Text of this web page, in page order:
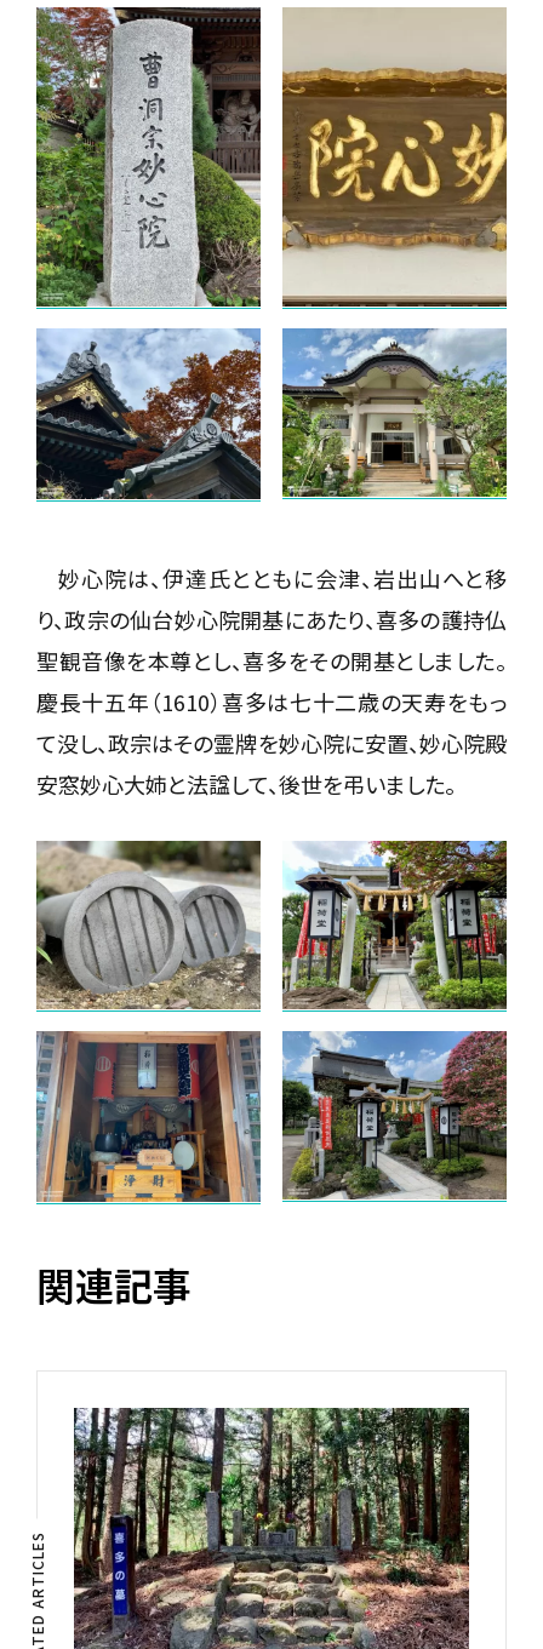
妙心院は、伊達氏とともに会津、岩出山へと移
り、政宗の仙台妙心院開基にあたり、喜多の護持仏
聖観音像を本尊とし、喜多をその開基としました。
慶長十五年（1610）喜多は七十二歳の天寿をもっ
て没し、政宗はその霊牌を妙心院に安置、妙心院殿
安窓妙心大姉と法諡して、後世を弔いました。
関連記事
RELATED ARTICLES